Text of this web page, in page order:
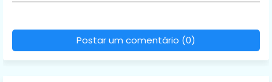
Postar um comentário (0)